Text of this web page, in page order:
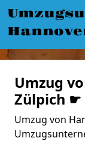
Umzug
Zülpich ☛
Umzug von